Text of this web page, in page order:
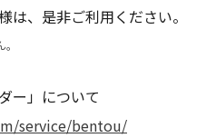
は、是非ご利用ください。
ー」について
service/bentou/